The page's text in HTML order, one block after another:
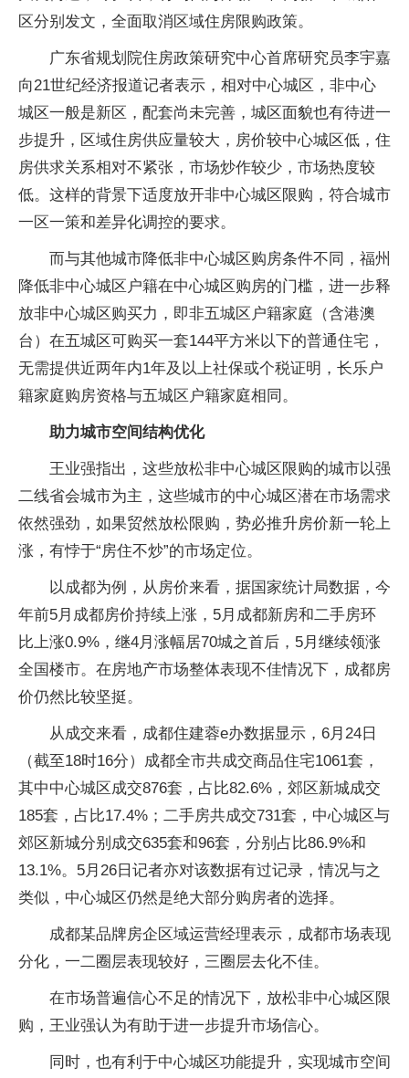
区分别发文，全面取消区域住房限购政策。
广东省规划院住房政策研究中心首席研究员李宇嘉
向21世纪经济报道记者表示，相对中心城区，非中心
城区一般是新区，配套尚未完善，城区面貌也有待进一
步提升，区域住房供应量较大，房价较中心城区低，住
房供求关系相对不紧张，市场炒作较少，市场热度较
低。这样的背景下适度放开非中心城区限购，符合城市
一区一策和差异化调控的要求。
而与其他城市降低非中心城区购房条件不同，福州
降低非中心城区户籍在中心城区购房的门槛，进一步释
放非中心城区购买力，即非五城区户籍家庭（含港澳
台）在五城区可购买一套144平方米以下的普通住宅，
无需提供近两年内1年及以上社保或个税证明，长乐户
籍家庭购房资格与五城区户籍家庭相同。
助力城市空间结构优化
王业强指出，这些放松非中心城区限购的城市以强
二线省会城市为主，这些城市的中心城区潜在市场需求
依然强劲，如果贸然放松限购，势必推升房价新一轮上
涨，有悖于“房住不炒”的市场定位。
以成都为例，从房价来看，据国家统计局数据，今
年前5月成都房价持续上涨，5月成都新房和二手房环
比上涨0.9%，继4月涨幅居70城之首后，5月继续领涨
全国楼市。在房地产市场整体表现不佳情况下，成都房
价仍然比较坚挺。
从成交来看，成都住建蓉e办数据显示，6月24日
（截至18时16分）成都全市共成交商品住宅1061套，
其中中心城区成交876套，占比82.6%，郊区新城成交
185套，占比17.4%；二手房共成交731套，中心城区与
郊区新城分别成交635套和96套，分别占比86.9%和
13.1%。5月26日记者亦对该数据有过记录，情况与之
类似，中心城区仍然是绝大部分购房者的选择。
成都某品牌房企区域运营经理表示，成都市场表现
分化，一二圈层表现较好，三圈层去化不佳。
在市场普遍信心不足的情况下，放松非中心城区限
购，王业强认为有助于进一步提升市场信心。
同时，也有利于中心城区功能提升，实现城市空间